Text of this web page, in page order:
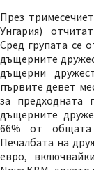
През
Унгария)
Сред групата се
дъщерните
дъщерни
първите девет
за предходната
дъщерните
66% от
Печалбата на
евро,